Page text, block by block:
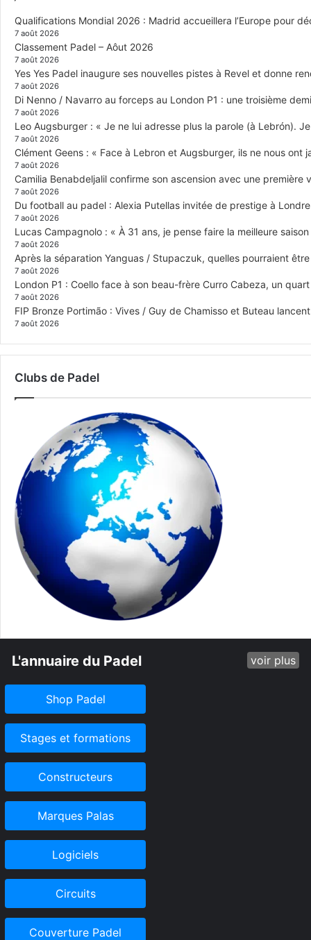
Qualifications Mondial 2026 : Madrid accueillera l’Europe pour
7 août 2026
Classement Padel – Aôut 2026
7 août 2026
Yes Yes Padel inaugure ses nouvelles pistes à Revel et donne
7 août 2026
Di Nenno / Navarro au forceps au London P1 : une troisième
7 août 2026
Leo Augsburger : « Je ne lui adresse plus la parole (à Lebrón).
7 août 2026
Clément Geens : « Face à Lebron et Augsburger, ils ne nous ont
7 août 2026
Camilia Benabdeljalil confirme son ascension avec une première
7 août 2026
Du football au padel : Alexia Putellas invitée de prestige à
7 août 2026
Lucas Campagnolo : « À 31 ans, je pense faire la meilleure
7 août 2026
Après la séparation Yanguas / Stupaczuk, quelles pourraient
7 août 2026
London P1 : Coello face à son beau-frère Curro Cabeza, un
7 août 2026
FIP Bronze Portimão : Vives / Guy de Chamisso et Buteau
7 août 2026
Clubs de Padel
L'annuaire du Padel voir plus
Shop Padel
Stages et formations
Constructeurs
Marques Palas
Logiciels
Circuits
Couverture Padel